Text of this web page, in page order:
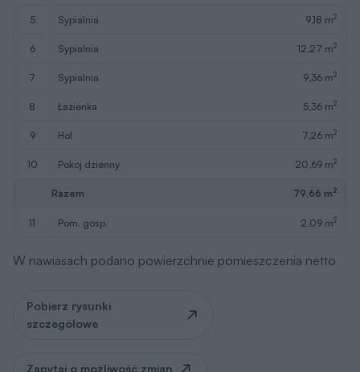
5 sypialnia 9,18 m2
6 sypialnia 12,27 m2
7 sypialnia 9,36 m2
8 łazienka 5,36 m2
9 hol 7,26 m2
10 pokój dzienny 20,69 m2
Razem 79,66 m2
11 pom. gosp. 2,09 m2
W nawiasach podano powierzchnie pomieszczenia netto
Pobierz rysunki
szczegółowe
Zapytaj o możliwość zmian